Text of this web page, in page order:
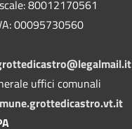
80012170561
00095730560
uffici comunali